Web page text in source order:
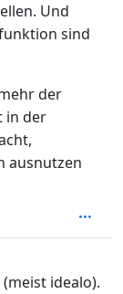
Und
sind
der
in der
ausnutzen
idealo).